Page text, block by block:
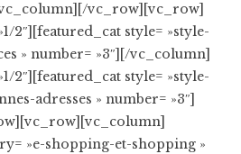
vc_row][vc_row]
2″][featured_cat style= »style-
» number= »3″][/vc_column]
2″][featured_cat style= »style-
adresses » number= »3″]
»e-shopping-et-shopping »